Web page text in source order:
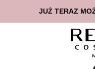
JUŻ TERAZ